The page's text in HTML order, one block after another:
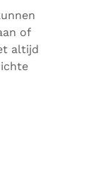
of
altijd